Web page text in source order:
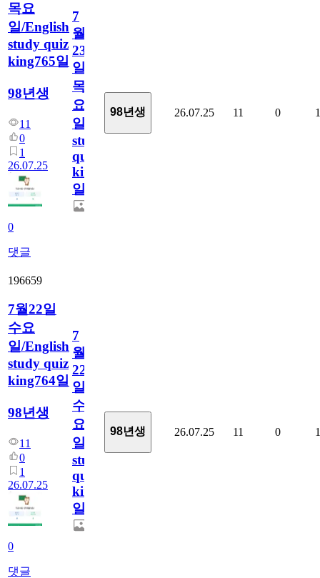
목요
일/English
study quiz
king765일
98년생
11
0
1
26.07.25
0
댓글
7
월
23
일
목
요
일/English
study
quiz
king765
일
98년생 26.07.25 11 0 1
196659
7월22일
수요
일/English
study quiz
king764일
98년생
11
0
1
26.07.25
0
댓글
7
월
22
일
수
요
일/English
study
quiz
king764
일
98년생 26.07.25 11 0 1